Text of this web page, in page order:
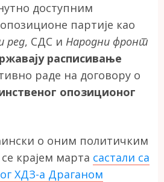
доступним
партије као
ред, СДС и Народни фронт
расписивање
раде на договору о
опозиционог
о оним политичким
крајем марта састали са
ХДЗ-а Драганом